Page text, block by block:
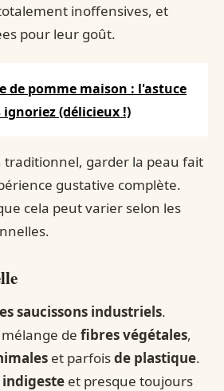
inoffensives, et
pour leur goût.
de pomme maison : l'astuce
(délicieux !)
traditionnel, garder la peau fait
gustative complète.
cela peut varier selon les
saucissons industriels.
mélange de fibres végétales,
et parfoisde plastique.
indigeste et presque toujours